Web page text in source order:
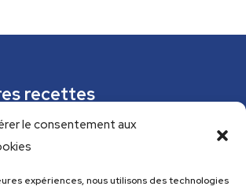
le consentement aux
expériences, nous utilisons des technologies
recettes
au pesto
de rhubarbe
citronnelle et pistaches